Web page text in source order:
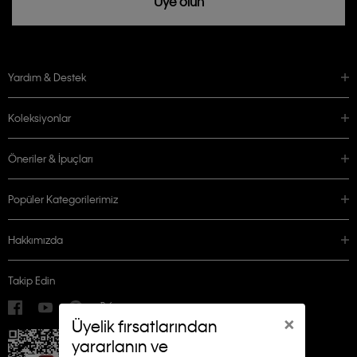
×
Üyelik fırsatlarından
yararlanın ve
Yardım & Destek
Koleksiyonlar
Öneriler & İpuçları
Popüler Kategorilerimiz
Hakkımızda
Takip Edin